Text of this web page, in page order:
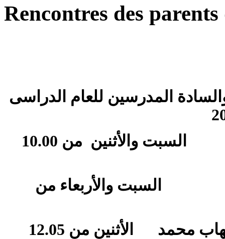
Rencontres des
المدرسين للعام الدراسى
مدير الكلية ا/وجيه حنا السبت والأثنين من 10.00
والأربعاء من
وكيل القسم ( الصف الاول الثانوى ) ا/ مهاب محمد الأثنين من 12.05